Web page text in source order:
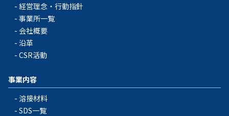
経営理念・行動指針
事業所一覧
会社概要
沿革
CSR活動
事業内容
溶接材料
SDS一覧